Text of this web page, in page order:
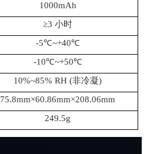
1000mAh
≥3 小时
-5℃~+40℃
-10℃~+50℃
10%~85% RH (非冷凝)
75.8mm×60.86mm×208.06mm
249.5g